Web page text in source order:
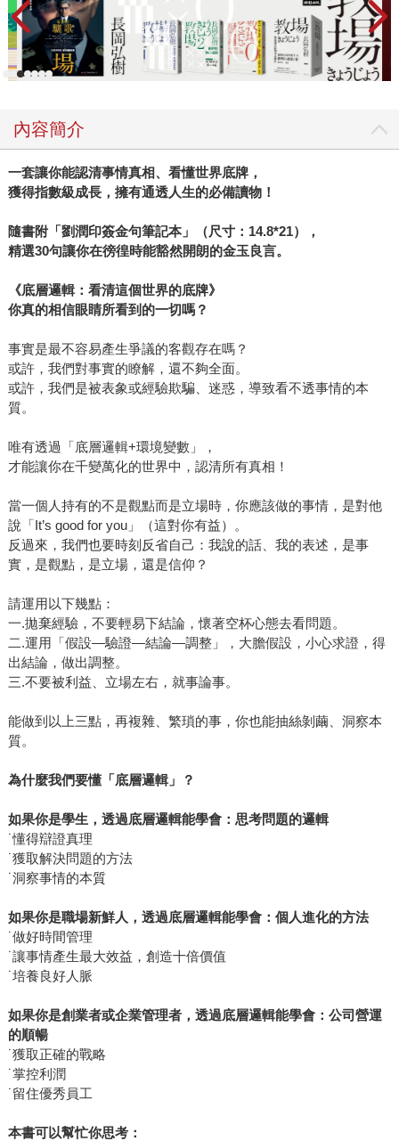
代表優劣落差小，所以你以為的平均值，不一定代表這間公
司、這個國家的全貌。其中最有趣的就屬「機率」，作者劉
潤提到，雖然人人都愛確定性，但這個世界是由隨機性、不
確定性、風險和運氣構成的，不能正確理解機率與統計，就
是決策與判斷。倘若我們所有事情的衡量放在「笛卡兒座標
系」中，理解現象事件是看「變異數」，用「貝氏定理」提
升成功的「機率」，用「四則運算」管理財務，那懂得「博
奕」就能讓你在眾多複數的選擇中找到最優解。 看了以上介
舉幾個金句，你會發現，你以為的數學是惡魔，事實上是判
斷萬事萬物的所有準則。 ● 人類發明加減乘除，不是用來考
試的，而是用來解決問題的。商業世界的加減乘除，更是以
解決商業問題為使命。 ● 不可預測的管理者，就是不可靠的
管，而不可靠的管理者常常不自知。 ● 做一個匠人，一輩子
只做一件事，並且把這件事做精。只要把當下做到極致，美
好自然就會呈現。 ● 永遠向有結果的人學習，因為結果不會
撒謊。 ● 用正確姿勢投丟的球比用錯誤姿勢投進的球更有價
值。 如果你喜歡《底層邏輯》中讓人醍醐灌頂的金句連發，
那你一定也會喜歡《底層邏輯2》中看似講理實際直達心理的
內容簡介
一套讓你能認清事情真相、看懂世界底牌，
獲得指數級成長，擁有通透人生的必備讀物！
隨書附「劉潤印簽金句筆記本」（尺寸：14.8*21），
精選30句讓你在徬徨時能豁然開朗的金玉良言。
《底層邏輯：看清這個世界的底牌》
你真的相信眼睛所看到的一切嗎？
事實是最不容易產生爭議的客觀存在嗎？
或許，我們對事實的瞭解，還不夠全面。
或許，我們是被表象或經驗欺騙、迷惑，導致看不透事情的本
質。
唯有透過「底層邏輯+環境變數」，
才能讓你在千變萬化的世界中，認清所有真相！
當一個人持有的不是觀點而是立場時，你應該做的事情，是對他
說「It’s good for you」（這對你有益）。
反過來，我們也要時刻反省自己：我說的話、我的表述，是事
實，是觀點，是立場，還是信仰？
請運用以下幾點：
一.拋棄經驗，不要輕易下結論，懷著空杯心態去看問題。
二.運用「假設—驗證—結論—調整」，大膽假設，小心求證，得
出結論，做出調整。
三.不要被利益、立場左右，就事論事。
能做到以上三點，再複雜、繁瑣的事，你也能抽絲剝繭、洞察本
質。
為什麼我們要懂「底層邏輯」？
如果你是學生，透過底層邏輯能學會：思考問題的邏輯
˙懂得辯證真理
˙獲取解決問題的方法
˙洞察事情的本質
如果你是職場新鮮人，透過底層邏輯能學會：個人進化的方法
˙做好時間管理
˙讓事情產生最大效益，創造十倍價值
˙培養良好人脈
如果你是創業者或企業管理者，透過底層邏輯能學會：公司營運
的順暢
˙獲取正確的戰略
˙掌控利潤
˙留住優秀員工
本書可以幫忙你思考：